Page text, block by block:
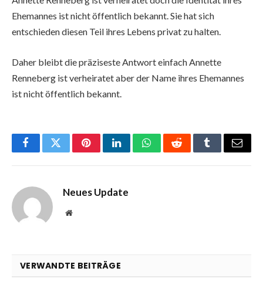
Ehemannes ist nicht öffentlich bekannt. Sie hat sich
entschieden diesen Teil ihres Lebens privat zu halten.
Daher bleibt die präziseste Antwort einfach Annette
Renneberg ist verheiratet aber der Name ihres Ehemannes
ist nicht öffentlich bekannt.
FacebookTwitterPinterestLinkedInWhatsAppRedditTumblrEmail
Neues Update
Website
VERWANDTE BEITRÄGE